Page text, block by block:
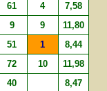
61 4 7,58
9 9 11,80
51 1 8,44
72 10 11,98
40 8,47